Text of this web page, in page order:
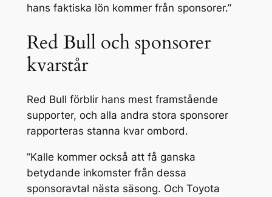
hans faktiska lön kommer från sponsorer.”
Red Bull och sponsorer
kvarstår
Red Bull förblir hans mest framstående
supporter, och alla andra stora sponsorer
rapporteras stanna kvar ombord.
”Kalle kommer också att få ganska
betydande inkomster från dessa
sponsoravtal nästa säsong. Och Toyota